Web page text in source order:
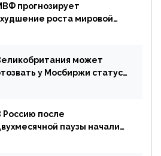
прогнозирует
роста мировой
может
у Мосбиржи статус
Россию после
паузы начали